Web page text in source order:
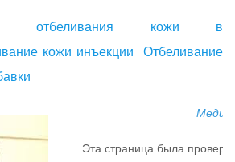
отбеливания кожи в
кожи инъекции
Отбеливание
Эта страница была